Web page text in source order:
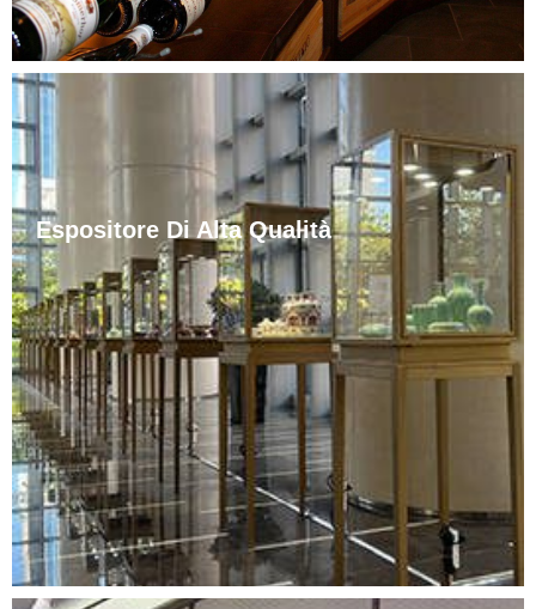
Espositore Di Alta Qualità
Elegante e lussuoso, nobile ma non volgare, rivela
naturalmente il suo grande stile e mette in risalto la
sua pregevole fattura, le giunzioni di saldatura lisce, la
lucentezza uniforme, la durevolezza e la lunga durata.
Che si tratti di un negozio informale pieno di
romanticismo o di un bancone di un marchio di lusso,
può essere abbinato perfettamente.